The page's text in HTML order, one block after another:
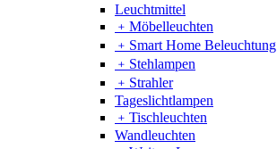
Leuchtmittel
﹢ Möbelleuchten
﹢ Smart Home Beleuchtung
﹢ Stehlampen
﹢ Strahler
Tageslichtlampen
﹢ Tischleuchten
Wandleuchten